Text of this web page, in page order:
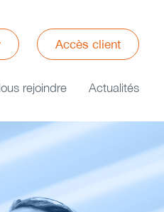
Accès client
rejoindre Actualités